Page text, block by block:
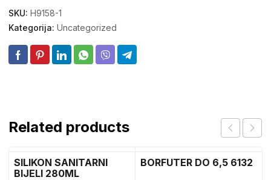
SKU: H9158-1
Kategorija: Uncategorized
Related products
SILIKON SANITARNI
BIJELI 280ML
BORFUTER DO 6,5 6132